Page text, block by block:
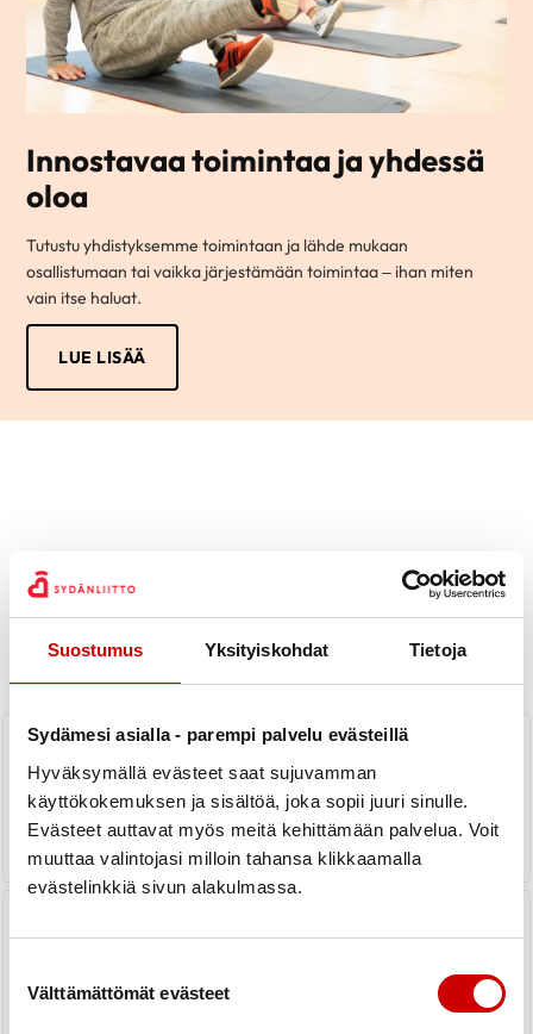
Suostumus Yksityiskohdat Tietoja
Sydämesi asialla - parempi palvelu evästeillä
Hyväksymällä evästeet saat sujuvamman
käyttökokemuksen ja sisältöä, joka sopii juuri sinulle.
Evästeet auttavat myös meitä kehittämään palvelua. Voit
muuttaa valintojasi milloin tahansa klikkaamalla
evästelinkkiä sivun alakulmassa.
Välttämättömät evästeet
Innostavaa toimintaa ja yhdessä
oloa
Tutustu yhdistyksemme toimintaan ja lähde mukaan
osallistumaan tai vaikka järjestämään toimintaa – ihan miten
vain itse haluat.
LUE LISÄÄ
Uutiset
Yhdistys KAIKKI UUTISET
SYDÄNVIIKON TAPAHTUMA
LUE UUTINEN
klo 12
LUE UUTINEN